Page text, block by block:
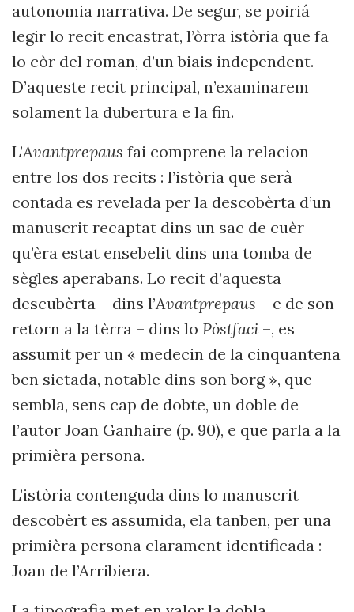
autonomia narrativa. De segur, se poiriá
legir lo recit encastrat, l’òrra istòria que fa
lo còr del roman, d’un biais independent.
D’aqueste recit principal, n’examinarem
solament la dubertura e la fin.
L’Avantprepaus fai comprene la relacion
entre los dos recits : l’istòria que serà
contada es revelada per la descobèrta d’un
manuscrit recaptat dins un sac de cuèr
qu’èra estat ensebelit dins una tomba de
sègles aperabans. Lo recit d’aquesta
descubèrta – dins l’Avantprepaus – e de son
retorn a la tèrra – dins lo Pòstfaci –, es
assumit per un « medecin de la cinquantena
ben sietada, notable dins son borg », que
sembla, sens cap de dobte, un doble de
l’autor Joan Ganhaire (p. 90), e que parla a la
primièra persona.
L’istòria contenguda dins lo manuscrit
descobèrt es assumida, ela tanben, per una
primièra persona clarament identificada :
Joan de l’Arribiera.